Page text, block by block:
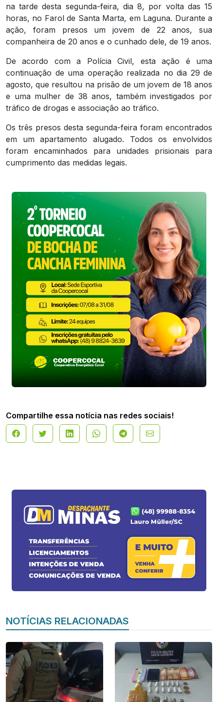
na tarde desta segunda-feira, dia 8, por volta das 15
horas, no Farol de Santa Marta, em Laguna. Durante a
ação, foram presos um jovem de 22 anos, sua
companheira de 20 anos e o cunhado dele, de 19 anos.
De acordo com a Polícia Civil, esta ação é uma
continuação de uma operação realizada no dia 29 de
agosto, que resultou na prisão de um jovem de 18 anos
e uma mulher de 38 anos, também investigados por
tráfico de drogas e associação ao tráfico.
Os três presos desta segunda-feira foram encontrados
em um apartamento alugado. Todos os envolvidos
foram encaminhados para unidades prisionais para
cumprimento das medidas legais.
Compartilhe essa notícia nas redes sociais!
NOTÍCIAS RELACIONADAS